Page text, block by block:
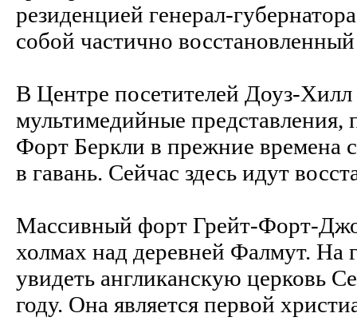
резиденцией генерал-
собой частично
В Центре посетителей Доуз-Хилл
мультимедийные
Форт Беркли в прежние времена
в гавань. Сейчас здесь идут
Массивный форт Грейт-Форт-
холмах над деревней Фалмут. На
увидеть англиканскую церковь
году. Она является первой